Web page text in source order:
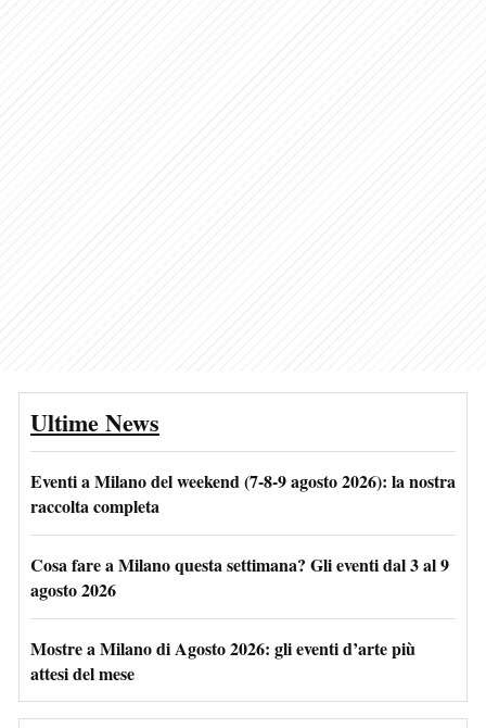
Ultime News
Eventi a Milano del weekend (7-8-9 agosto 2026): la nostra
raccolta completa
Cosa fare a Milano questa settimana? Gli eventi dal 3 al 9
agosto 2026
Mostre a Milano di Agosto 2026: gli eventi d’arte più
attesi del mese